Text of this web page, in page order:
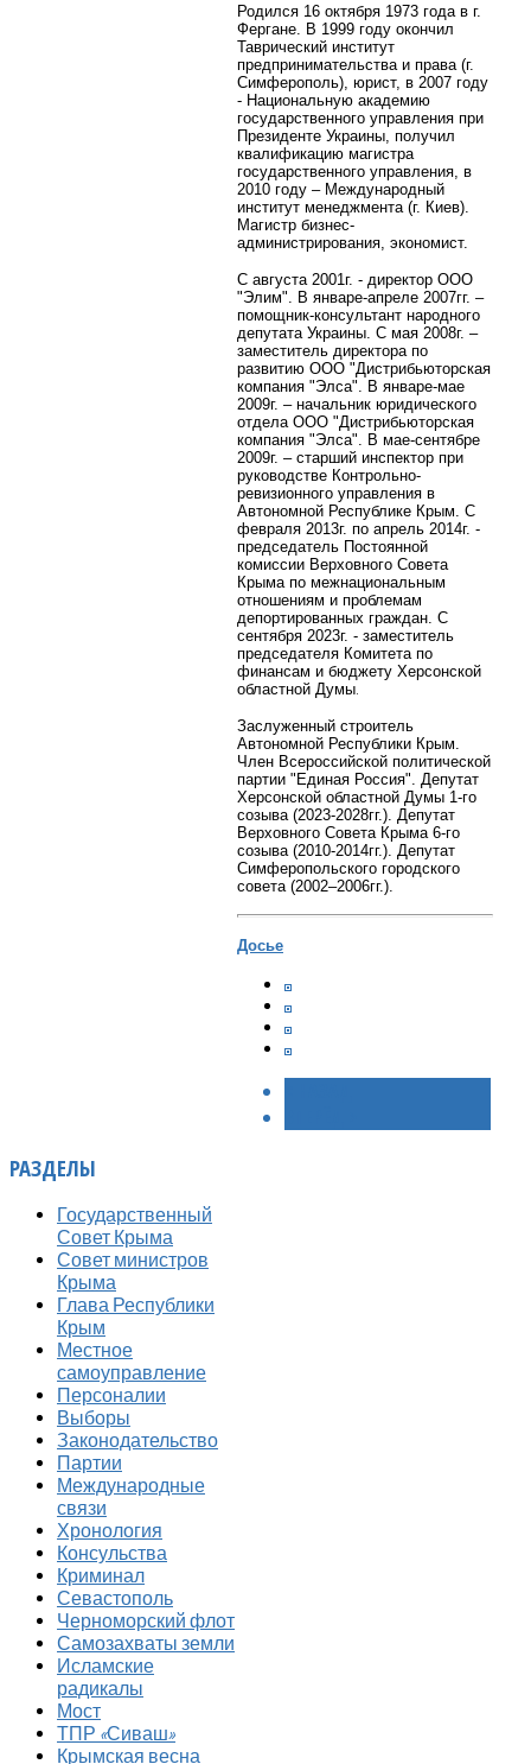
Родился 16 октября 1973 года в г.
Фергане. В 1999 году окончил
Таврический институт
предпринимательства и права (г.
Симферополь), юрист, в 2007 году
- Национальную академию
государственного управления при
Президенте Украины, получил
квалификацию магистра
государственного управления, в
2010 году – Международный
институт менеджмента (г. Киев).
Магистр бизнес-
администрирования, экономист.
С августа 2001г. - директор ООО
"Элим". В январе-апреле 2007гг. –
помощник-консультант народного
депутата Украины. С мая 2008г. –
заместитель директора по
развитию ООО "Дистрибьюторская
компания "Элса". В январе-мае
2009г. – начальник юридического
отдела ООО "Дистрибьюторская
компания "Элса". В мае-сентябре
2009г. – старший инспектор при
руководстве Контрольно-
ревизионного управления в
Автономной Республике Крым. С
февраля 2013г. по апрель 2014г. -
председатель Постоянной
комиссии Верховного Совета
Крыма по межнациональным
отношениям и проблемам
депортированных граждан. С
сентября 2023г. - заместитель
председателя Комитета по
финансам и бюджету Херсонской
областной Думы
Заслуженный строитель
Автономной Республики Крым.
Член Всероссийской политической
партии "Единая Россия". Депутат
Херсонской областной Думы 1-го
созыва (2023-2028гг.). Депутат
Верховного Совета Крыма 6-го
созыва (2010-2014гг.). Депутат
Симферопольского городского
совета (2002–2006гг.).
Досье
РАЗДЕЛЫ
Государственный
Совет Крыма
Совет министров
Крыма
Глава Республики
Крым
Местное
самоуправление
Персоналии
Выборы
Законодательство
Партии
Международные
связи
Хронология
Консульства
Криминал
Севастополь
Черноморский флот
Самозахваты земли
Исламские
радикалы
Мост
ТПР «Сиваш»
Крымская весна